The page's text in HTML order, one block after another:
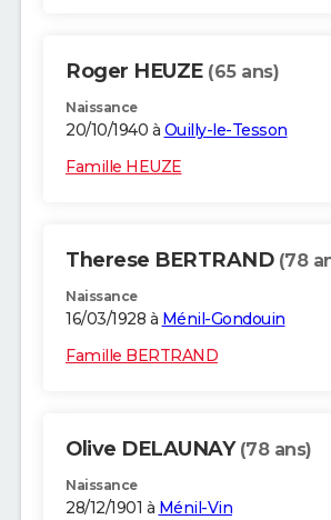
Roger HEUZE (65 ans)
Naissance
20/10/1940 à Ouilly-le-Tesson
Famille HEUZE
Therese BERTRAND (78
Naissance
16/03/1928 à Ménil-Gondouin
Famille BERTRAND
Olive DELAUNAY (78 ans)
Naissance
28/12/1901 à Ménil-Vin